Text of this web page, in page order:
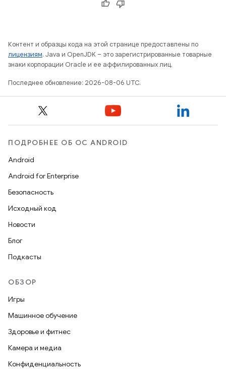
Контент и образцы кода на этой странице предоставлены по
лицензиям. Java и OpenJDK – это зарегистрированные товарные
знаки корпорации Oracle и ее аффилированных лиц.
Последнее обновление: 2026-08-06 UTC.
ПОДРОБНЕЕ ОБ ОС ANDROID
Android
Android for Enterprise
Безопасность
Исходный код
Новости
Блог
Подкасты
ОБЗОР
Игры
Машинное обучение
Здоровье и фитнес
Камера и медиа
Конфиденциальность